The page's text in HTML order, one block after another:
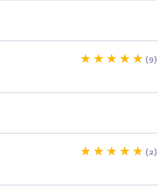
-15% (9)
(2)